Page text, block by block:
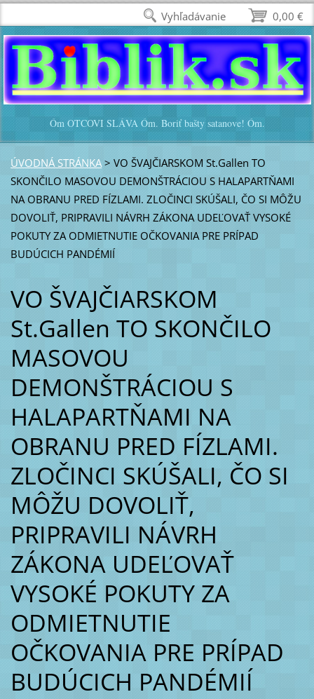
Óm OTCOVI SLÁVA Óm. Boriť bašty satanove! Óm.
ÚVODNÁ STRÁNKA > VO ŠVAJČIARSKOM St.Gallen TO
SKONČILO MASOVOU DEMONŠTRÁCIOU S HALAPARTŇAMI
NA OBRANU PRED FÍZLAMI. ZLOČINCI SKÚŠALI, ČO SI MÔŽU
DOVOLIŤ, PRIPRAVILI NÁVRH ZÁKONA UDEĽOVAŤ VYSOKÉ
POKUTY ZA ODMIETNUTIE OČKOVANIA PRE PRÍPAD
BUDÚCICH PANDÉMIÍ
VO ŠVAJČIARSKOM
St.Gallen TO SKONČILO
MASOVOU
DEMONŠTRÁCIOU S
HALAPARTŇAMI NA
OBRANU PRED FÍZLAMI.
ZLOČINCI SKÚŠALI, ČO SI
MÔŽU DOVOLIŤ,
PRIPRAVILI NÁVRH
ZÁKONA UDEĽOVAŤ
VYSOKÉ POKUTY ZA
ODMIETNUTIE
OČKOVANIA PRE PRÍPAD
BUDÚCICH PANDÉMIÍ
0,00 €
Vyhľadávanie